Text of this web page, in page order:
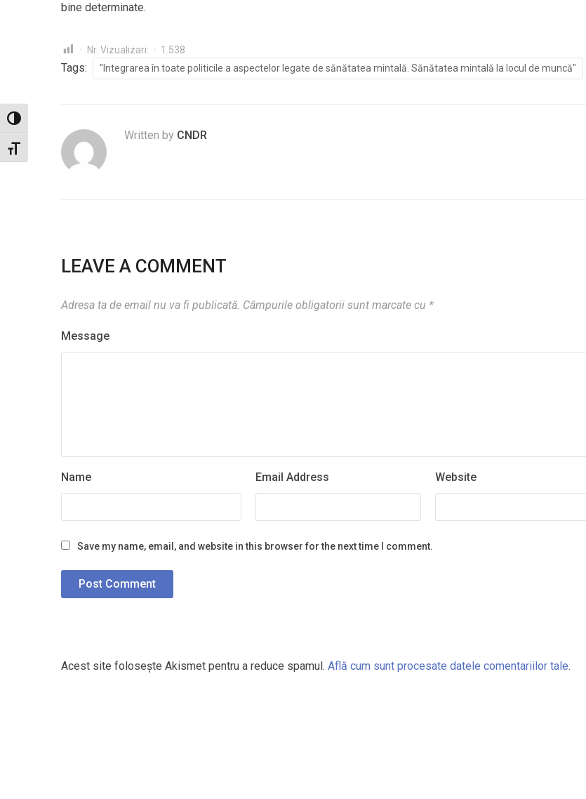
Toggle High Contrast
Toggle Font size
bine determinate.
Nr. Vizualizari: 1.538
Tags: "Integrarea în toate politicile a aspectelor legate de sănătatea mintală. Sănătatea mintală la locul de muncă"
Written by CNDR
LEAVE A COMMENT
Adresa ta de email nu va fi publicată. Câmpurile obligatorii sunt marcate cu *
Message
Name Email Address Website
Save my name, email, and website in this browser for the next time I comment.
Acest site folosește Akismet pentru a reduce spamul. Află cum sunt procesate datele comentariilor tale.